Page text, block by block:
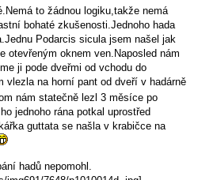
to žádnou logiku,takže nemá
bohaté zkušenosti.Jednoho hada
Podarcis sicula jsem našel jak
otevřeným oknem ven.Naposled nám
ji pode dveřmi od vchodu do
vlezla na horní pant od dveří v hadárně
nám statečně lezl 3 měsíce po
jednoho rána potkal uprostřed
guttata se našla v krabičce na
hadů nepomohl.